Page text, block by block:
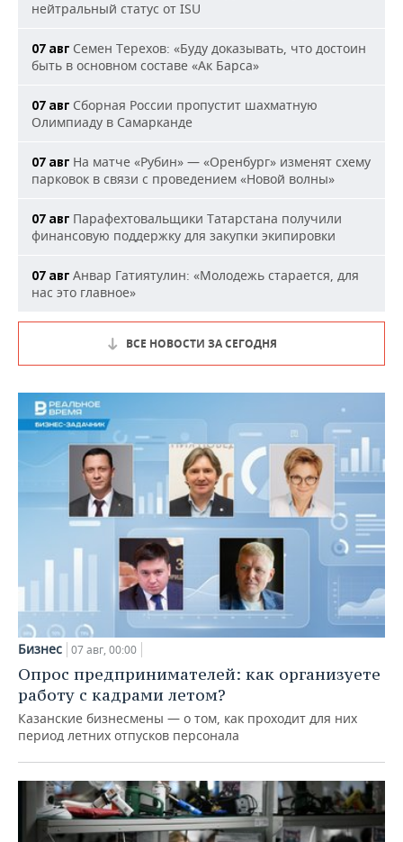
нейтральный статус от ISU
07 авг Семен Терехов: «Буду доказывать, что достоин
быть в основном составе «Ак Барса»
07 авг Сборная России пропустит шахматную
Олимпиаду в Самарканде
07 авг На матче «Рубин» — «Оренбург» изменят схему
парковок в связи с проведением «Новой волны»
07 авг Парафехтовальщики Татарстана получили
финансовую поддержку для закупки экипировки
07 авг Анвар Гатиятулин: «Молодежь старается, для
нас это главное»
ВСЕ НОВОСТИ ЗА СЕГОДНЯ
Бизнес 07 авг, 00:00
Опрос предпринимателей: как организуете
работу с кадрами летом?
Казанские бизнесмены — о том, как проходит для них
период летних отпусков персонала